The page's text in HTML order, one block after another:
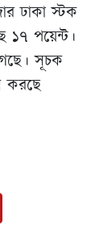
ঢাকা স্টক
১৭ পয়েন্ট।
সূচক
করছে